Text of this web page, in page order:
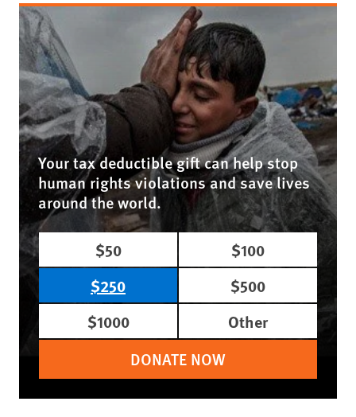
Your tax deductible gift can help stop
human rights violations and save lives
around the world.
$50
$100
$250
$500
$1000
Other
DONATE NOW